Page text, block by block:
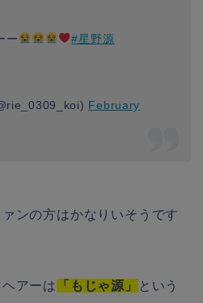
ー
#星野源
February
ンの方はかなりいそうです
アーは 「もじゃ源」
という